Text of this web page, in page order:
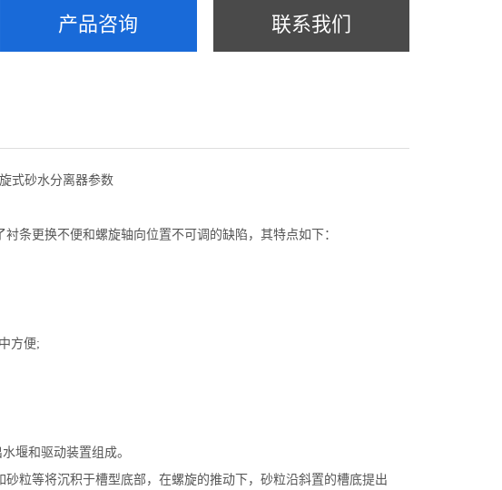
产品咨询 联系我们
条更换不便和螺旋轴向位置不可调的缺陷，其特点如下：
方便;
堰和驱动装置组成。
粒等将沉积于槽型底部，在螺旋的推动下，砂粒沿斜置的槽底提出